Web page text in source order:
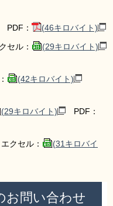
PDF： (46キロバイト)
セル：
(29キロバイト)
(42キロバイト)
(29キロバイト)
PDF：
クセル：
(31キロバイ
お問い合わせ